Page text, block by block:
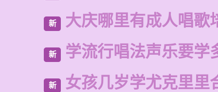
新 大庆哪里有成人唱歌
新 学流行唱法声乐要学
新 女孩几岁学尤克里里